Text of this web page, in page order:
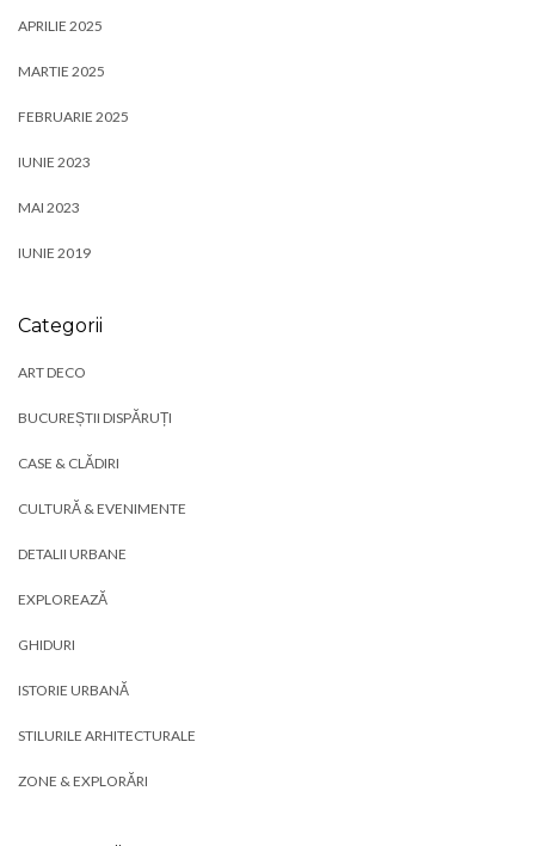
APRILIE 2025
MARTIE 2025
FEBRUARIE 2025
IUNIE 2023
MAI 2023
IUNIE 2019
Categorii
ART DECO
BUCUREȘTII DISPĂRUȚI
CASE & CLĂDIRI
CULTURĂ & EVENIMENTE
DETALII URBANE
EXPLOREAZĂ
GHIDURI
ISTORIE URBANĂ
STILURILE ARHITECTURALE
ZONE & EXPLORĂRI